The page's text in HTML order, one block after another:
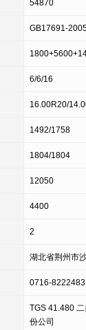
54870
GB17691-
6/6/16
16.00R20/
1492/1758
1804/1804
12050
4400
2
湖北省荆州市
0716-8222483
TGS 41.480
份公司